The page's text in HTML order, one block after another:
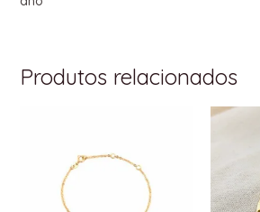
Produtos relacionados